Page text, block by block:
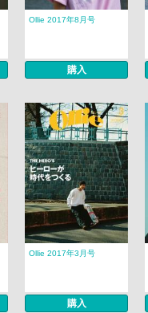
Ollie 2017年8月号
購入
Ollie 2017年3月号
購入